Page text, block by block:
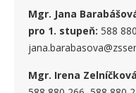
Mgr. Jana
pro 1. stupeň: 588
Mgr. Irena